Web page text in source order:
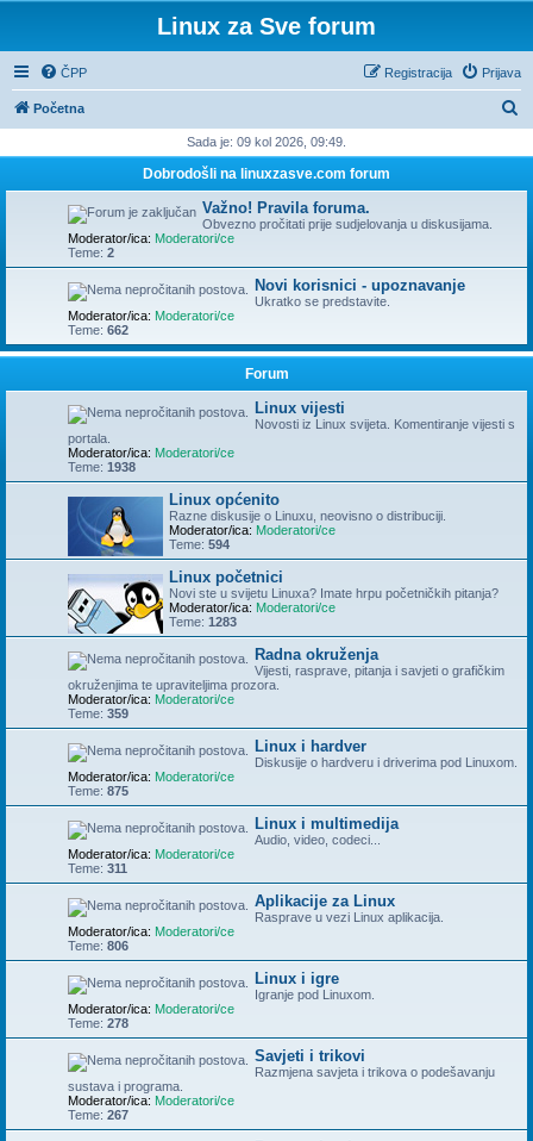
Linux za Sve forum
ČPP Prijava
Registracija
Početna
t
Sada je: 09 kol 2026, 09:49.
Dobrodošli na linuxzasve.com forum
Važno! Pravila foruma.
Obvezno pročitati prije sudjelovanja u diskusijama.
Moderator/ica: Moderatori/ce
Teme: 2
Novi korisnici - upoznavanje
Ukratko se predstavite.
Moderator/ica: Moderatori/ce
Teme: 662
Forum
Linux vijesti
Novosti iz Linux svijeta. Komentiranje vijesti s
portala.
Moderator/ica: Moderatori/ce
Teme: 1938
Linux općenito
Razne diskusije o Linuxu, neovisno o distribuciji.
Moderator/ica: Moderatori/ce
Teme: 594
Linux početnici
Novi ste u svijetu Linuxa? Imate hrpu početničkih pitanja?
Moderator/ica: Moderatori/ce
Teme: 1283
Radna okruženja
Vijesti, rasprave, pitanja i savjeti o grafičkim
okruženjima te upraviteljima prozora.
Moderator/ica: Moderatori/ce
Teme: 359
Linux i hardver
Diskusije o hardveru i driverima pod Linuxom.
Moderator/ica: Moderatori/ce
Teme: 875
Linux i multimedija
Audio, video, codeci...
Moderator/ica: Moderatori/ce
Teme: 311
Aplikacije za Linux
Rasprave u vezi Linux aplikacija.
Moderator/ica: Moderatori/ce
Teme: 806
Linux i igre
Igranje pod Linuxom.
Moderator/ica: Moderatori/ce
Teme: 278
Savjeti i trikovi
Razmjena savjeta i trikova o podešavanju
sustava i programa.
Moderator/ica: Moderatori/ce
Teme: 267